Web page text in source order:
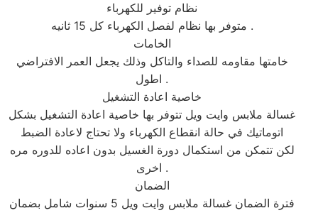
نظام توفير للكهرباء
متوفر بها نظام لفصل الكهرباء كل 15 ثانيه .
الخامات
خامتها مقاومه للصداء والتاكل وذلك يجعل العمر الافتراضي
اطول .
خاصية اعادة التشغيل
غسالة ملابس وايت ويل تتوفر بها خاصية اعادة التشغيل بشكل
اتوماتيك في حالة انقطاع الكهرباء ولا تحتاج لاعادة الضبط
لكن تتمكن من استكمال دورة الغسيل بدون اعاده للدوره مره
اخرى .
الضمان
فترة الضمان غسالة ملابس وايت ويل 5 سنوات شامل بضمان